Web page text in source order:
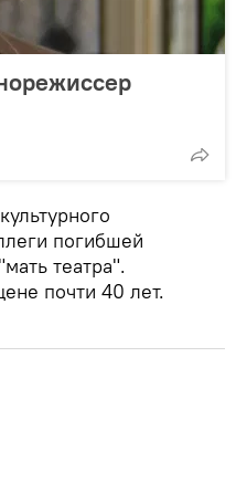
погибшей
театра".
почти 40 лет.